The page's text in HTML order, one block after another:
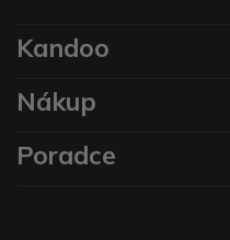
Kandoo
Nákup
Poradce